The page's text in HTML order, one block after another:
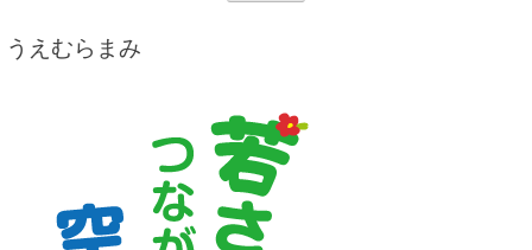
うえむらまみ